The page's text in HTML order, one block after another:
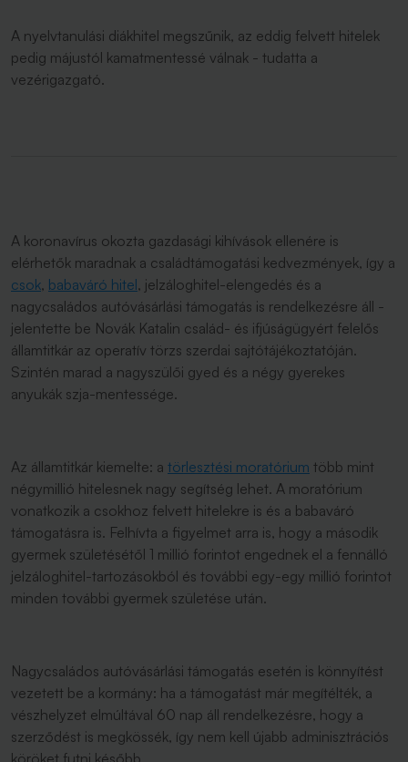
A nyelvtanulási diákhitel megszűnik, az eddig felvett hitelek
pedig májustól kamatmentessé válnak - tudatta a
vezérigazgató.
A koronavírus okozta gazdasági kihívások ellenére is
elérhetők maradnak a családtámogatási kedvezmények, így a
csok, babaváró hitel, jelzáloghitel-elengedés és a
nagycsaládos autóvásárlási támogatás is rendelkezésre áll -
jelentette be Novák Katalin család- és ifjúságügyért felelős
államtitkár az operatív törzs szerdai sajtótájékoztatóján.
Szintén marad a nagyszülői gyed és a négy gyerekes
anyukák szja-mentessége.
Az államtitkár kiemelte: a törlesztési moratórium több mint
négymillió hitelesnek nagy segítség lehet. A moratórium
vonatkozik a csokhoz felvett hitelekre is és a babaváró
támogatásra is. Felhívta a figyelmet arra is, hogy a második
gyermek születésétől 1 millió forintot engednek el a fennálló
jelzáloghitel-tartozásokból és további egy-egy millió forintot
minden további gyermek születése után.
Nagycsaládos autóvásárlási támogatás esetén is könnyítést
vezetett be a kormány: ha a támogatást már megítélték, a
vészhelyzet elmúltával 60 nap áll rendelkezésre, hogy a
szerződést is megkössék, így nem kell újabb adminisztrációs
köröket futni később.